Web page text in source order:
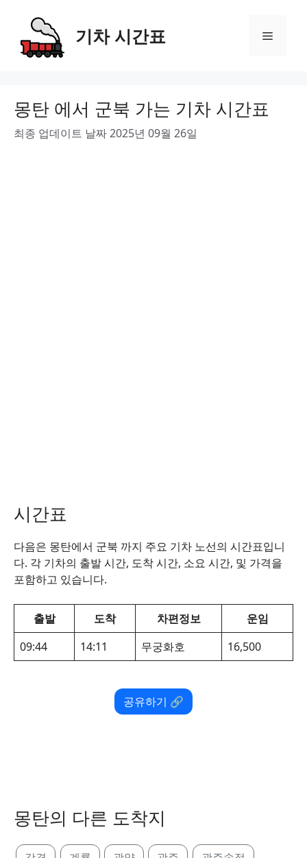
content
기차 시간표 Menu
몽탄 에서 군북 가는 기차 시간표
최종 업데이트 날짜 2025년 09월 26일
시간표
다음은 몽탄에서 군북 까지 주요 기차 노선의 시간표입니
다. 각 기차의 출발 시간, 도착 시간, 소요 시간, 및 가격을
포함하고 있습니다.
출발 도착 차편정보
운임
09:44
14:11 무궁화호 16,500
공유하기 🔗
몽탄의 다른 도착지